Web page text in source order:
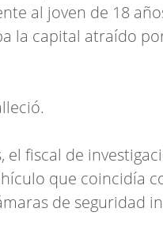
al joven de 18
la capital atraído
el fiscal de
que coincidía
de seguridad